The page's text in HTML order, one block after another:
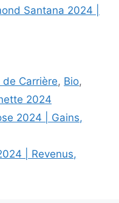
Santana 2024 |
de Carrière, Bio,
2024
2024 | Gains,
| Revenus,